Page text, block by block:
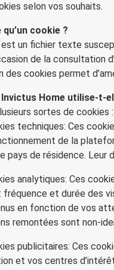
selon vos souhaits.
qu’un cookie ?
un fichier texte
de la consultation
des cookies permet
Home utilise-t-
sortes de cookies :
techniques: Ces
de la
pays de résidence. Leur
analytiques: Ces
fréquence et durée des
en fonction de vos
remontées sont non-
publicitaires: Ces
et vos centres